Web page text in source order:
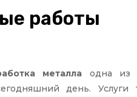
работы
металла одна из
день. Услуги